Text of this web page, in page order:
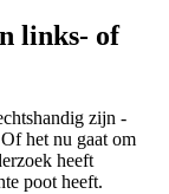
links- of
zijn -
het nu gaat om
heeft
poot heeft.